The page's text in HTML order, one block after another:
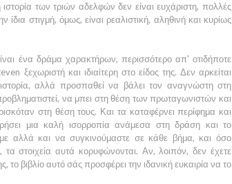
των τριών αδελφών δεν είναι ευχάριστη, πολλές
ίδια στιγμή, όμως, είναι ρεαλιστική, αληθινή και κυρίως
ένα δράμα χαρακτήρων, περισσότερο απ' οτιδήποτε
ξεχωριστή και ιδιαίτερη στο είδος της. Δεν αρκείται
αλλά προσπαθεί να βάλει τον αναγνώστη στη
να μπει στη θέση των πρωταγωνιστών και
στη θέση τους. Και τα καταφέρνει περίφημα και
μια καλή ισορροπία ανάμεσα στη δράση και το
αλλά και να συγκινούμαστε σε κάθε βήμα, και όσο
τα στοιχεία αυτά κορυφώνονται. Αν, λοιπόν, δεν έχετε
το βιβλίο αυτό σάς προσφέρει την ιδανική ευκαιρία να το